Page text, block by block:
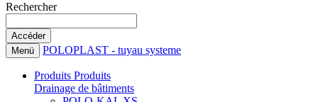
Rechercher
Menü POLOPLAST - tuyau systeme
Produits Produits
Drainage de bâtiments